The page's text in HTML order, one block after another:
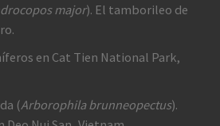
major). El tamborileo de
en Cat Tien National Park,
(Arborophila brunneopectus).